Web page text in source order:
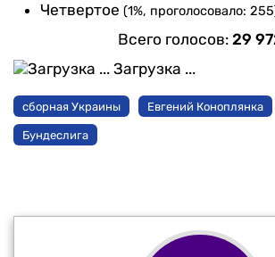
Четвертое (1%, проголосовало:
Всего голосов: 29
Загрузка ...
сборная Украины Евгений Коноплянка
Бундеслига